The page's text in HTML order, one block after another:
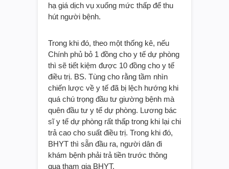
hạ giá dịch vụ xuống mức thấp để thu
hút người bệnh.
Trong khi đó, theo một thống kê, nếu
Chính phủ bỏ 1 đồng cho y tế dự phòng
thì sẽ tiết kiệm được 10 đồng cho y tế
điều trị. BS. Tùng cho rằng tầm nhìn
chiến lược về y tế đã bị lệch hướng khi
quá chú trọng đầu tư giường bệnh mà
quên đầu tư y tế dự phòng. Lương bác
sĩ y tế dự phòng rất thấp trong khi lại chi
trả cao cho suất điều trị. Trong khi đó,
BHYT thì sẵn đầu ra, người dân đi
khám bệnh phải trả tiền trước thông
qua tham gia BHYT.